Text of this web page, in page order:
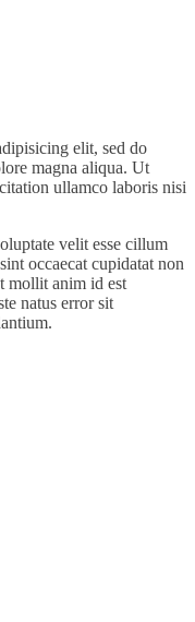
elit, sed do
magna aliqua. Ut
ullamco laboris nisi
velit esse cillum
occaecat cupidatat non
mollit anim id est
natus error sit